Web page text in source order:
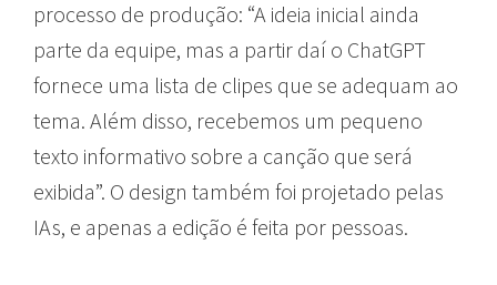
processo de produção: “A ideia inicial ainda
parte da equipe, mas a partir daí o ChatGPT
fornece uma lista de clipes que se adequam ao
tema. Além disso, recebemos um pequeno
texto informativo sobre a canção que será
exibida”. O design também foi projetado pelas
IAs, e apenas a edição é feita por pessoas.